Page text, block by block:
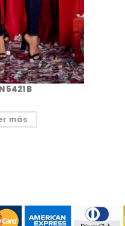
5421 B
más